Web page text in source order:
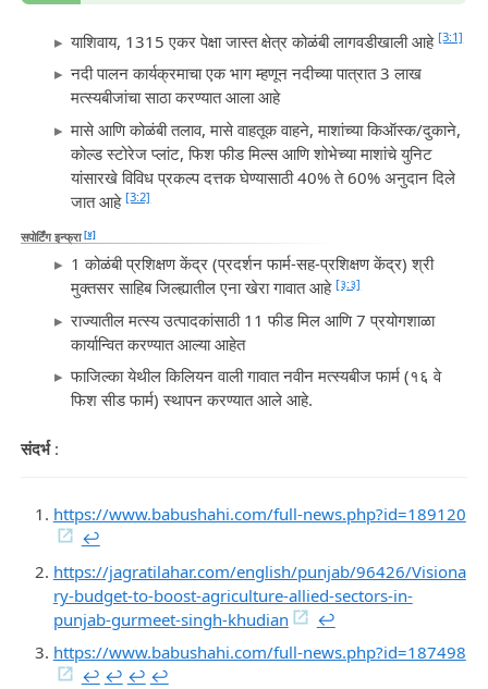
याशिवाय, 1315 एकर पेक्षा जास्त क्षेत्र कोळंबी लागवडीखाली आहे [3:1]
नदी पालन कार्यक्रमाचा एक भाग म्हणून नदीच्या पात्रात 3 लाख
मत्स्यबीजांचा साठा करण्यात आला आहे
मासे आणि कोळंबी तलाव, मासे वाहतूक वाहने, माशांच्या किऑस्क/दुकाने,
कोल्ड स्टोरेज प्लांट, फिश फीड मिल्स आणि शोभेच्या माशांचे युनिट
यांसारखे विविध प्रकल्प दत्तक घेण्यासाठी 40% ते 60% अनुदान दिले
जात आहे [3:2]
सपोर्टिंग इन्फ्रा[४]
1 कोळंबी प्रशिक्षण केंद्र (प्रदर्शन फार्म-सह-प्रशिक्षण केंद्र) श्री
मुक्तसर साहिब जिल्ह्यातील एना खेरा गावात आहे [३:३]
राज्यातील मत्स्य उत्पादकांसाठी 11 फीड मिल आणि 7 प्रयोगशाळा
कार्यान्वित करण्यात आल्या आहेत
फाजिल्का येथील किलियन वाली गावात नवीन मत्स्यबीज फार्म (१६ वे
फिश सीड फार्म) स्थापन करण्यात आले आहे.
संदर्भ:
https://www.babushahi.com/full-news.php?id=189120
↩︎
https://jagratilahar.com/english/punjab/96426/Visiona
ry-budget-to-boost-agriculture-allied-sectors-in-
punjab-gurmeet-singh-khudian
↩︎
https://www.babushahi.com/full-news.php?id=187498
↩︎ ↩︎ ↩︎ ↩︎